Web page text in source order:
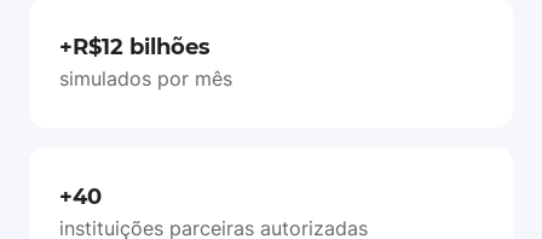
+R$12 bilhões
simulados por mês
+40
instituições parceiras autorizadas